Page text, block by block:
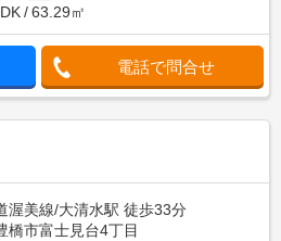
63.29㎡
電話で問合せ
渥美線/大清水駅 徒歩33分
橋市富士見台4丁目